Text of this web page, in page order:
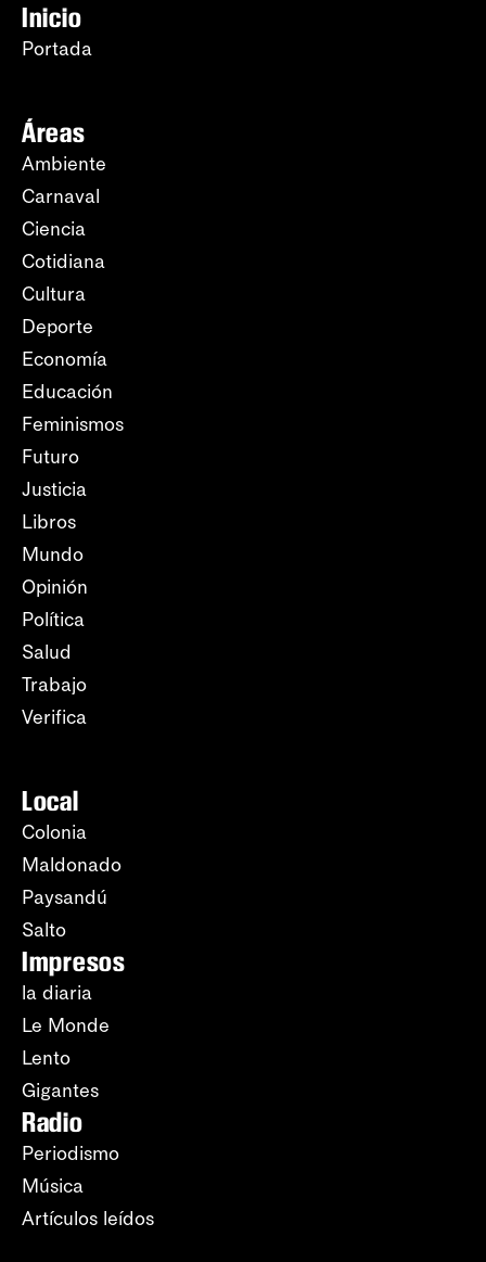
Inicio
Portada
Áreas
Ambiente
Carnaval
Ciencia
Cotidiana
Cultura
Deporte
Economía
Educación
Feminismos
Futuro
Justicia
Libros
Mundo
Opinión
Política
Salud
Trabajo
Verifica
Local
Colonia
Maldonado
Paysandú
Salto
Impresos
la diaria
Le Monde
Lento
Gigantes
Radio
Periodismo
Música
Artículos leídos